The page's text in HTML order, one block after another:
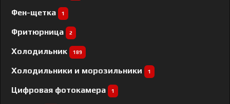
Фен-щетка 1
Фритюрница 2
Холодильник 189
Холодильники и морозильники 1
Цифровая фотокамера 1